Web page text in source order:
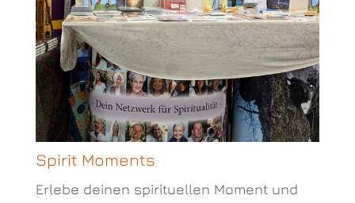
Spirit Moments
Erlebe deinen spirituellen Moment und